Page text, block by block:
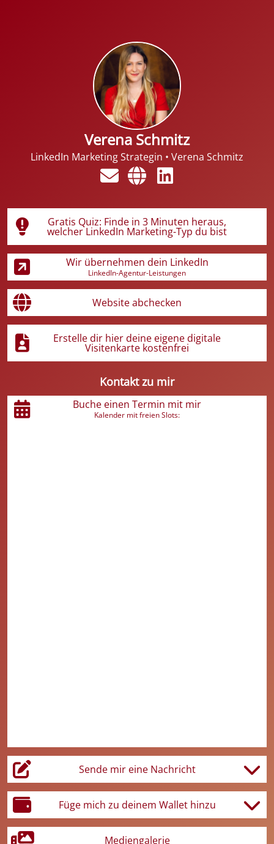
Verena Schmitz
LinkedIn Marketing Strategin • Verena Schmitz
Gratis Quiz: Finde in 3 Minuten heraus,
welcher LinkedIn Marketing-Typ du bist
Wir übernehmen dein LinkedIn
LinkedIn-Agentur-Leistungen
Website abchecken
Erstelle dir hier deine eigene digitale
Visitenkarte kostenfrei
Kontakt zu mir
Buche einen Termin mit mir
Kalender mit freien Slots:
Sende mir eine Nachricht
Scanne meine Visitenkarte
Vorname
Füge mich zu deinem Wallet hinzu
Mediengalerie